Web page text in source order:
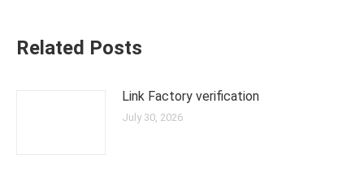
Related Posts
Link Factory verification
July 30, 2026